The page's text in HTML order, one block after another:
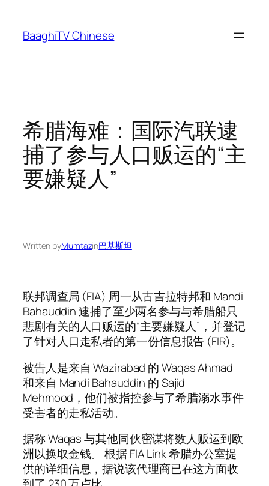
content
BaaghiTV Chinese
希腊海难：国际汽联逮
捕了参与人口贩运的“主
要嫌疑人”
Written byMumtazin巴基斯坦
联邦调查局 (FIA) 周一从古吉拉特邦和 Mandi
Bahauddin 逮捕了至少两名参与与希腊船只
悲剧有关的人口贩运的“主要嫌疑人”，并登记
了针对人口走私者的第一份信息报告 (FIR)。
被告人是来自 Wazirabad 的 Waqas Ahmad
和来自 Mandi Bahauddin 的 Sajid
Mehmood，他们被指控参与了希腊溺水事件
受害者的走私活动。
据称 Waqas 与其他同伙密谋将数人贩运到欧
洲以换取金钱。 根据 FIA Link 希腊办公室提
供的详细信息，据说该代理商已在这方面收